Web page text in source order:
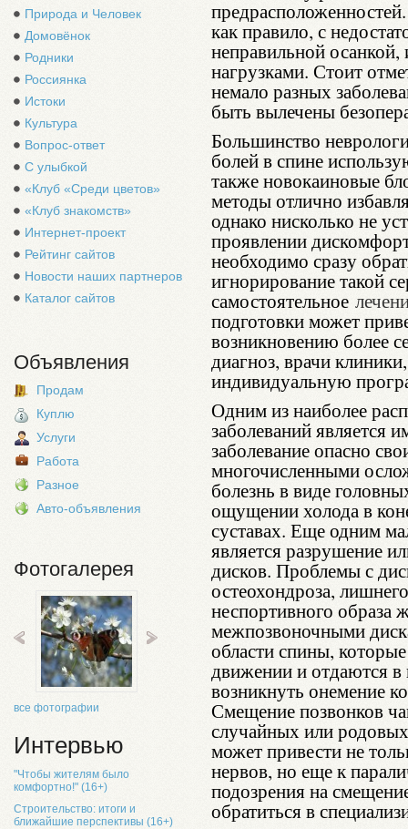
Природа и Человек
Домовёнок
Родники
Россиянка
Истоки
Культура
Вопрос-ответ
С улыбкой
«Клуб «Среди цветов»
«Клуб знакомств»
Интернет-проект
Рейтинг сайтов
Новости наших партнеров
Каталог сайтов
Объявления
Продам
Куплю
Услуги
Работа
Разное
Авто-объявления
Фотогалерея
все фотографии
Интервью
"Чтобы жителям было
комфортно!" (16+)
Строительство: итоги и
ближайшие перспективы (16+)
как правило, с
неправильной
нагрузками. Стоит
немало разных
быть вылечены
Большинство
болей в спине
также новокаиновые
методы отлично
однако нисколько не
проявлении
необходимо сразу
игнорирование такой
самостоятельное
подготовки может
возникновению более
диагноз, врачи
индивидуальную
Одним из наиболее
заболеваний является
заболевание опасно
многочисленными
болезнь в виде
ощущении холода в
суставах. Еще одним
является разрушение
дисков. Проблемы с
остеохондроза,
неспортивного
межпозвоночными
области спины,
движении и отдаются
возникнуть онемение
Смещение позвонков
случайных или
может привести не
нервов, но еще к
подозрения на
обратиться в